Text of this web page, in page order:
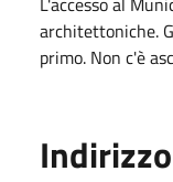
architettoniche.
primo. Non c'è
Indirizzo